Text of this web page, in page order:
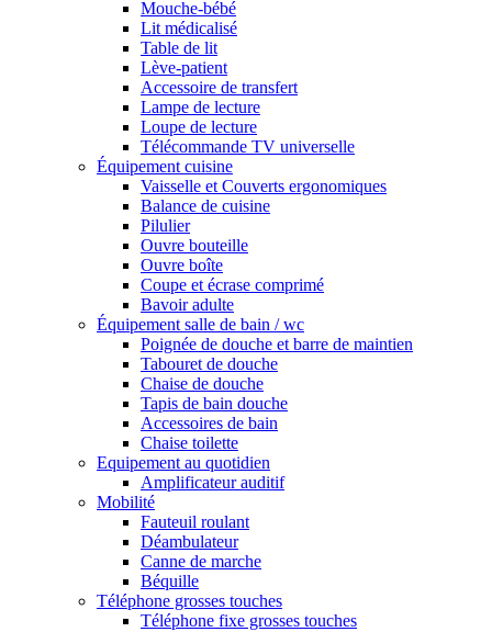
Mouche-bébé
Lit médicalisé
Table de lit
Lève-patient
Accessoire de transfert
Lampe de lecture
Loupe de lecture
Télécommande TV universelle
Équipement cuisine
Vaisselle et Couverts ergonomiques
Balance de cuisine
Pilulier
Ouvre bouteille
Ouvre boîte
Coupe et écrase comprimé
Bavoir adulte
Équipement salle de bain / wc
Poignée de douche et barre de maintien
Tabouret de douche
Chaise de douche
Tapis de bain douche
Accessoires de bain
Chaise toilette
Equipement au quotidien
Amplificateur auditif
Mobilité
Fauteuil roulant
Déambulateur
Canne de marche
Béquille
Téléphone grosses touches
Téléphone fixe grosses touches